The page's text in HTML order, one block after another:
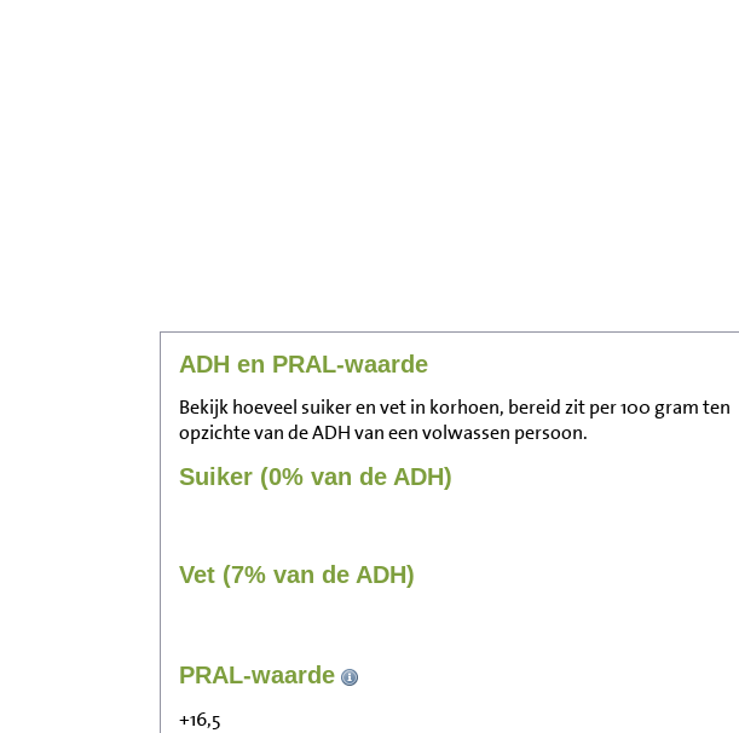
ADH en PRAL-waarde
Bekijk hoeveel suiker en vet in korhoen, bereid zit per 100 gram ten
opzichte van de ADH van een volwassen persoon.
Suiker (0% van de ADH)
Vet (7% van de ADH)
PRAL-waarde
+16,5